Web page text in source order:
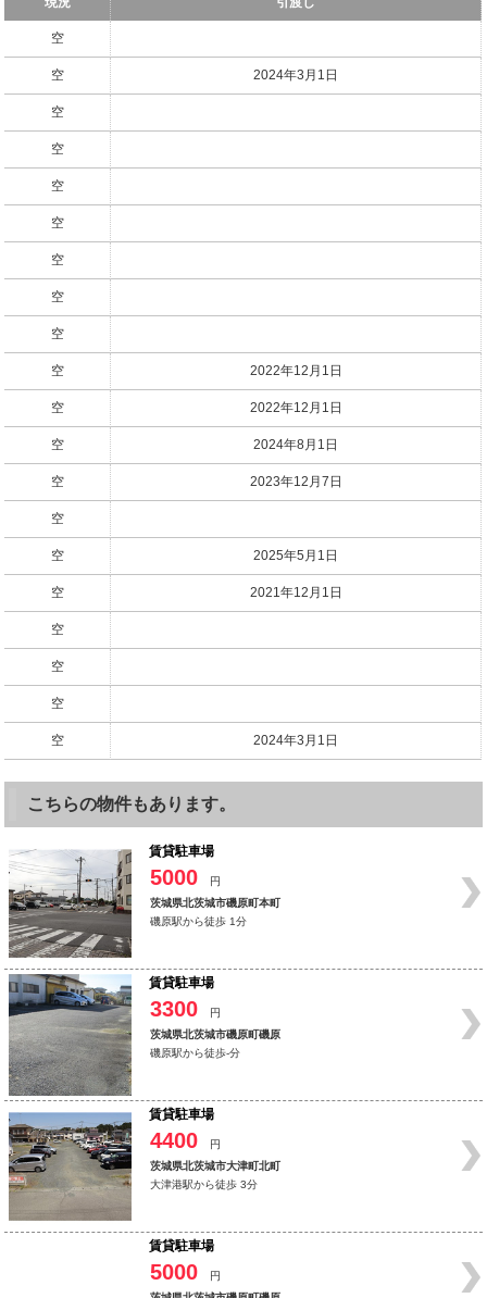
空
空 2024年3月1日
空
空
空
空
空
空
空
空 2022年12月1日
空 2022年12月1日
空 2024年8月1日
空 2023年12月7日
空
空 2025年5月1日
空 2021年12月1日
空
空
空
空 2024年3月1日
こちらの物件もあります。
賃貸駐車場
5000
円
茨城県北茨城市磯原町本町
磯原駅から徒歩 1分
賃貸駐車場
3300
円
茨城県北茨城市磯原町磯原
磯原駅から徒歩-分
賃貸駐車場
4400
円
茨城県北茨城市大津町北町
大津港駅から徒歩 3分
賃貸駐車場
5000
円